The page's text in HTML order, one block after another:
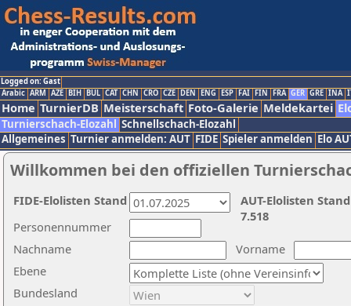
Logged on: Gast
Arabic ARM AZE BIH BUL CAT CHN CRO CZE DEN ENG ESP FAI FIN FRA GER GRE INA
Home TurnierDB Meisterschaft Foto-Galerie Meldekartei
Turnierschach-Elozahl Schnellschach-Elozahl
Allgemeines Turnier anmelden: AUT FIDE Spieler anmelden Elo
Willkommen bei den offiziellen
Nachname
Vorname
Ebene
Personennummer
Bundesland
AUT-Elolisten
7.518
FIDE-Elolisten Stand